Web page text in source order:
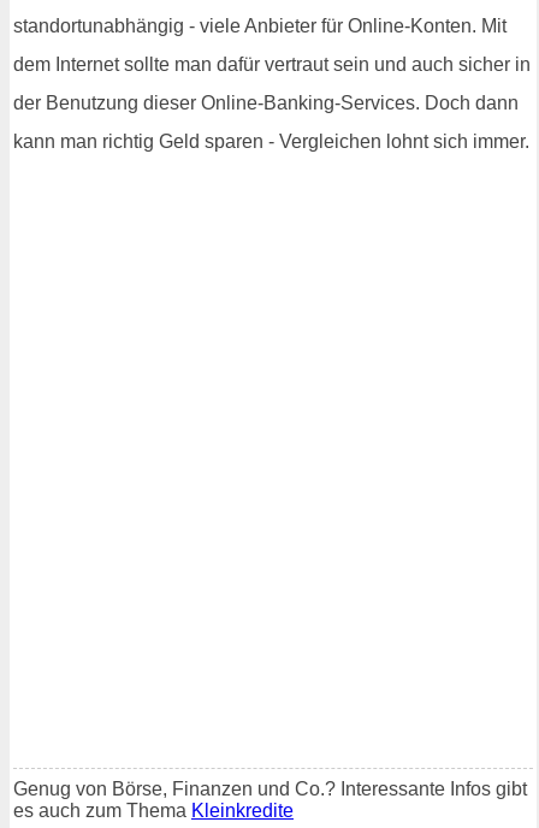
standortunabhängig - viele Anbieter für Online-Konten. Mit
dem Internet sollte man dafür vertraut sein und auch sicher in
der Benutzung dieser Online-Banking-Services. Doch dann
kann man richtig Geld sparen - Vergleichen lohnt sich immer.
Genug von Börse, Finanzen und Co.? Interessante Infos gibt
es auch zum Thema Kleinkredite